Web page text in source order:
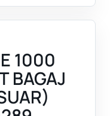
1000
BAGAJ